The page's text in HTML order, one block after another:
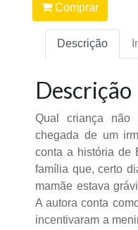
Comprar
Descrição
Descrição
Qual criança não
chegada de um
conta a história de
família que, certo
mamãe estava
A autora conta
incentivaram a